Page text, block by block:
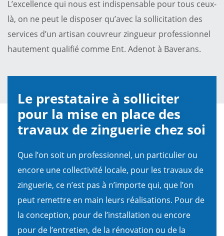
L’excellence qui nous est indispensable pour tous ceux-
là, on ne peut le disposer qu’avec la sollicitation des
services d’un artisan couvreur zingueur professionnel
hautement qualifié comme Ent. Adenot à Baverans.
Le prestataire à solliciter
pour la mise en place des
travaux de zinguerie chez soi
Que l’on soit un professionnel, un particulier ou
encore une collectivité locale, pour les travaux de
zinguerie, ce n’est pas à n’importe qui, que l’on
peut remettre en main leurs réalisations. Pour de
la conception, pour de l’installation ou encore
pour de l’entretien, de la rénovation ou de la